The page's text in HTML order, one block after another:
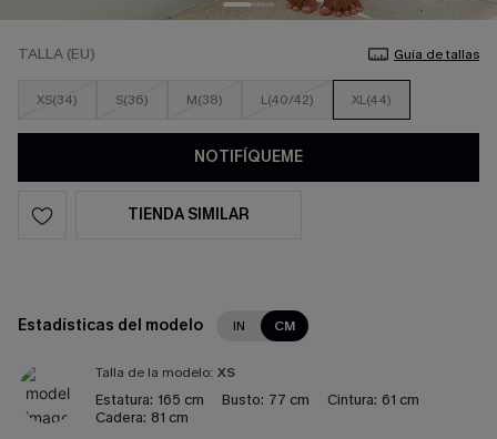
TALLA (EU) Guía de tallas
XS(34) S(36) M(38) L(40/42) XL(44)
NOTIFÍQUEME
TIENDA SIMILAR
Estadísticas del modelo IN CM
Talla de la modelo: XS
Estatura: 165 cm Busto: 77 cm Cintura: 61 cm
Cadera: 81 cm